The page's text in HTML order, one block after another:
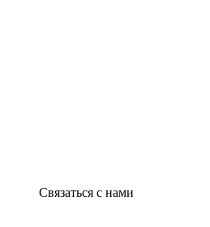
Связаться с нами